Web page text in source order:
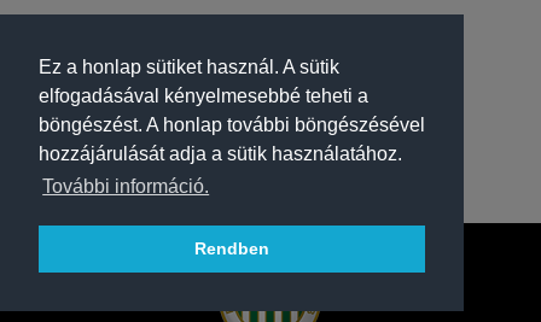
Ez a honlap sütiket használ. A sütik
elfogadásával kényelmesebbé teheti a
böngészést. A honlap további böngészésével
hozzájárulását adja a sütik használatához.
További információ.
Rendben